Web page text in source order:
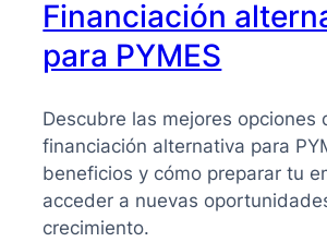
mejores
decisiones
Financiación
para PYMES
Descubre las mejores opciones
financiación alternativa para
beneficios y cómo preparar tu
acceder a nuevas
crecimiento.